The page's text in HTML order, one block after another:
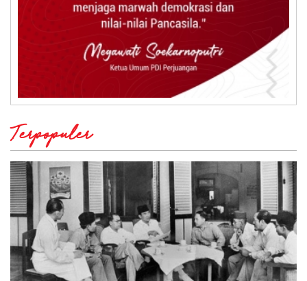
Terpopuler